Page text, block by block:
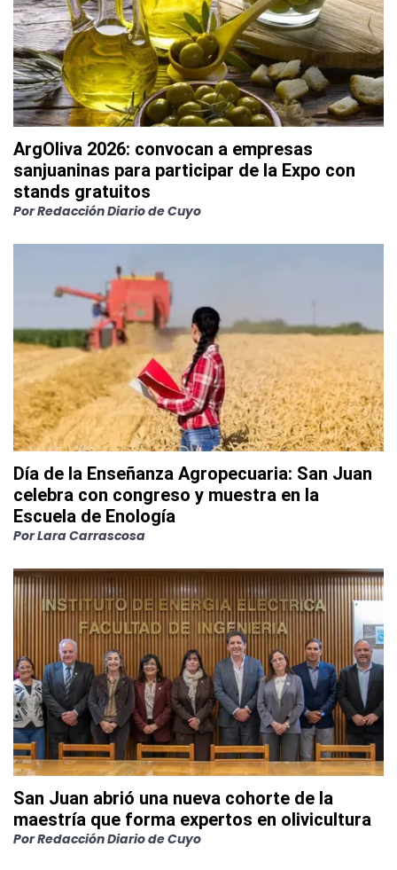
ArgOliva 2026: convocan a empresas
sanjuaninas para participar de la Expo con
stands gratuitos
PorRedacción Diario de Cuyo
Día de la Enseñanza Agropecuaria: San Juan
celebra con congreso y muestra en la
Escuela de Enología
PorLara Carrascosa
San Juan abrió una nueva cohorte de la
maestría que forma expertos en olivicultura
PorRedacción Diario de Cuyo